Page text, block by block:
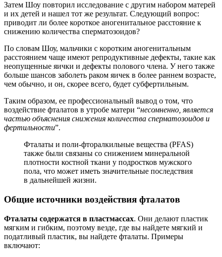
Затем Шоу повторил исследование с другим набором матерей
и их детей и нашел тот же результат. Следующий вопрос:
приводит ли более короткое аногенитальное расстояние к
снижению количества сперматозоидов?
По словам Шоу, мальчики с коротким аногенитальным
расстоянием чаще имеют репродуктивные дефекты, такие как
неопущенные яички и дефекты полового члена. У него также
больше шансов заболеть раком яичек в более раннем возрасте,
чем обычно, и он, скорее всего, будет субфертильным.
Таким образом, ее профессиональный вывод о том, что
воздействие фталатов в утробе матери “несомненно, является
частью объяснения снижения количества сперматозоидов и
фертильности”.
Фталаты и поли-фторалкильные вещества (PFAS)
также были связаны со снижением минеральной
плотности костной ткани у подростков мужского
пола, что может иметь значительные последствия
в дальнейшей жизни.
Общие источники воздействия фталатов
Фталаты содержатся в пластмассах. Они делают пластик
мягким и гибким, поэтому везде, где вы найдете мягкий и
податливый пластик, вы найдете фталаты. Примеры
включают: